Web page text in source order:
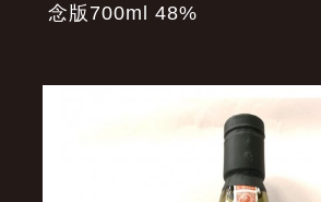
念版700ml 48%